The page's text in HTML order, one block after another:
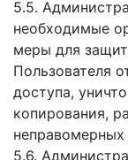
5.5.
необходимые
меры для
Пользователя
доступа,
копирования,
5.6.